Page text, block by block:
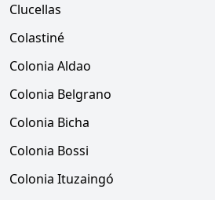
Clucellas
Colastiné
Colonia Aldao
Colonia Belgrano
Colonia Bicha
Colonia Bossi
Colonia Ituzaingó